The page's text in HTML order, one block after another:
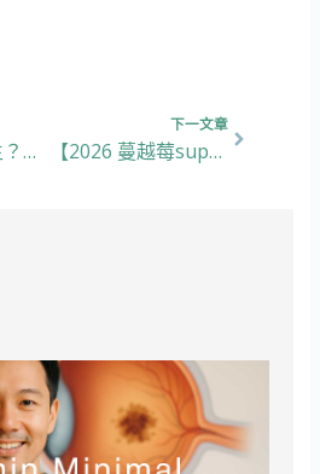
M痛到懷疑人生？教你揀岩月見草油，趕走經前症候群！
下一文章
【2026 蔓越莓supplement評比心得】拯救私密處感染嘅CRANBERRY保健產品要怎麼選呢?一文看懂各大品牌成分與優缺點。